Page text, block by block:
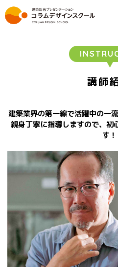
講師
建築業界の第一線で活躍中の一
親身丁寧に指導しますので、初
す！